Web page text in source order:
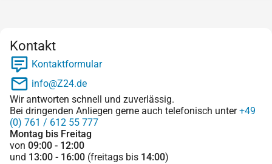
Kontakt
Kontaktformular
info@Z24.de
Wir antworten schnell und zuverlässig.
Bei dringenden Anliegen gerne auch telefonisch unter+49
(0) 761 / 612 55 777
Montag bis Freitag
von 09:00 - 12:00
und 13:00 - 16:00 (freitags bis 14:00)